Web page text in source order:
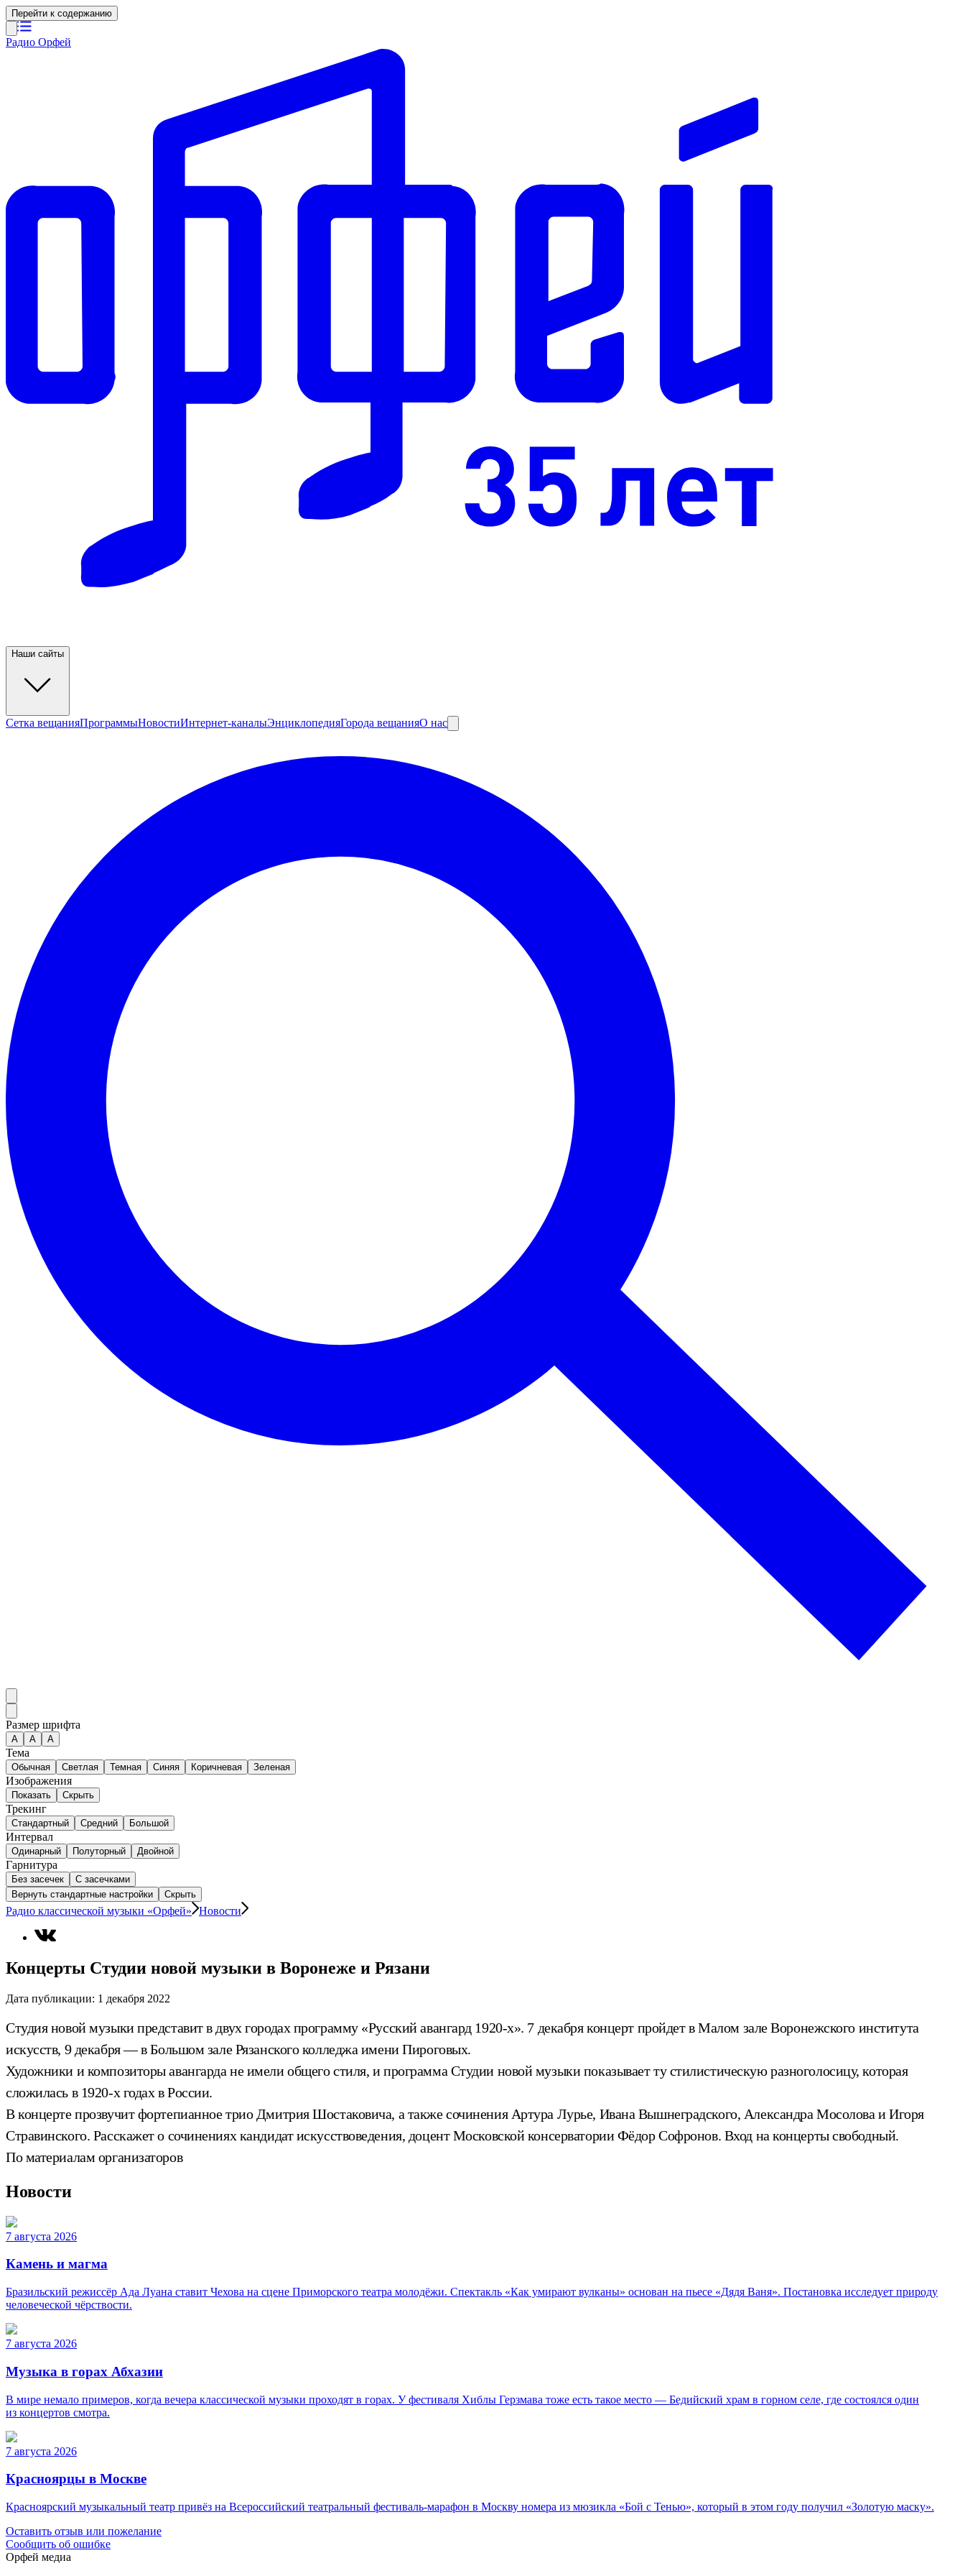
Перейти к содержанию
Радио Орфей
Наши сайты
Сетка вещанияПрограммыНовостиИнтернет-каналыЭнциклопедияГорода вещанияО нас
Размер шрифта
А A A
Тема
Обычная Светлая Темная Синяя Коричневая Зеленая
Изображения
Показать Скрыть
Трекинг
Стандартный Средний Большой
Интервал
Одинарный Полуторный Двойной
Гарнитура
Без засечек
С засечками
Вернуть стандартные настройки
Скрыть
Радио классической музыки «Орфей» Новости
Концерты Студии новой музыки в Воронеже и Рязани
Дата публикации: 1 декабря 2022
Студия новой музыки представит в двух городах программу «Русский авангард 1920-х». 7 декабря концерт пройдет в Малом зале Воронежского института
искусств, 9 декабря — в Большом зале Рязанского колледжа имени Пироговых.
Художники и композиторы авангарда не имели общего стиля, и программа Студии новой музыки показывает ту стилистическую разноголосицу, которая
сложилась в 1920-х годах в России.
В концерте прозвучит фортепианное трио Дмитрия Шостаковича, а также сочинения Артура Лурье, Ивана Вышнеградского, Александра Мосолова и Игоря
Стравинского. Расскажет о сочинениях кандидат искусствоведения, доцент Московской консерватории Фёдор Софронов. Вход на концерты свободный.
По материалам организаторов
Новости
7 августа 2026
Камень и магма
Бразильский режиссёр Ада Луана ставит Чехова на сцене Приморского театра молодёжи. Спектакль «Как умирают вулканы» основан на пьесе «Дядя Ваня». Постановка исследует природу
человеческой чёрствости.
7 августа 2026
Музыка в горах Абхазии
В мире немало примеров, когда вечера классической музыки проходят в горах. У фестиваля Хиблы Герзмава тоже есть такое место — Бедийский храм в горном селе, где состоялся один
из концертов смотра.
7 августа 2026
Красноярцы в Москве
Красноярский музыкальный театр привёз на Всероссийский театральный фестиваль-марафон в Москву номера из мюзикла «Бой с Тенью», который в этом году получил «Золотую маску».
Оставить отзыв или пожелание
Сообщить об ошибке
Орфей медиа